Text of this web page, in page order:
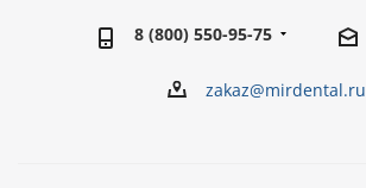
8 (800) 550-95-75
zakaz@mirdental.ru